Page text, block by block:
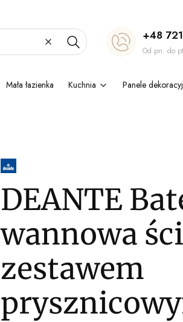
WyczyśćSzukaj
+48
Od pn. do
Mała łazienka Kuchnia Panele
DEANTE
wannowa
zestawem